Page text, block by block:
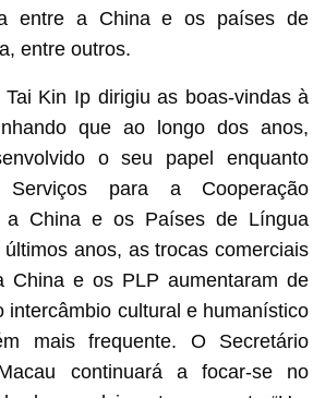
entre a China e os países de
entre outros.
Tai Kin Ip dirigiu as boas-vindas à
que ao longo dos anos,
o seu papel enquanto
Serviços para a Cooperação
a China e os Países de Língua
anos, as trocas comerciais
China e os PLP aumentaram de
intercâmbio cultural e humanístico
mais frequente. O Secretário
continuará a focar-se no